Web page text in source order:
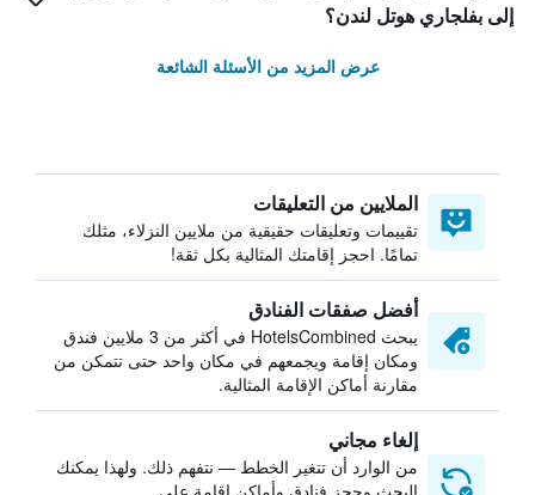
إلى بفلجاري هوتل لندن؟
عرض المزيد من الأسئلة الشائعة
الملايين من التعليقات
تقييمات وتعليقات حقيقية من ملايين النزلاء، مثلك
تمامًا. احجز إقامتك المثالية بكل ثقة!
أفضل صفقات الفنادق
يبحث HotelsCombined في أكثر من 3 ملايين فندق
ومكان إقامة ويجمعهم في مكان واحد حتى تتمكن من
مقارنة أماكن الإقامة المثالية.
إلغاء مجاني
من الوارد أن تتغير الخطط — نتفهم ذلك. ولهذا يمكنك
البحث وحجز فنادق وأماكن إقامة على